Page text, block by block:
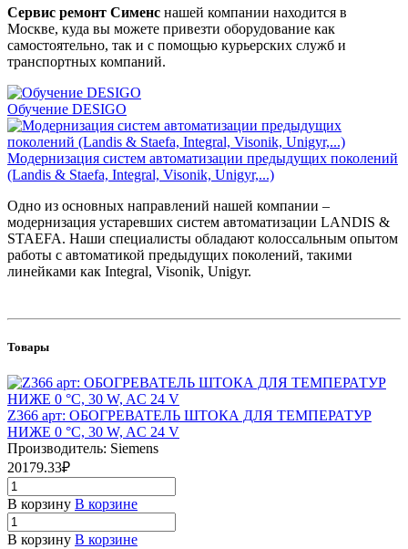
Сервис ремонт Сименс нашей компании находится в
Москве, куда вы можете привезти оборудование как
самостоятельно, так и с помощью курьерских служб и
транспортных компаний.
Обучение DESIGO
Модернизация систем автоматизации предыдущих поколений
(Landis & Staefa, Integral, Visonik, Unigyr,...)
Одно из основных направлений нашей компании –
модернизация устаревших систем автоматизации LANDIS &
STAEFA. Наши специалисты обладают колоссальным опытом
работы с автоматикой предыдущих поколений, такими
линейками как Integral, Visonik, Unigyr.
Товары
Z366 арт: ОБОГРЕВАТЕЛЬ ШТОКА ДЛЯ ТЕМПЕРАТУР
НИЖЕ 0 °C, 30 W, AC 24 V
Производитель: Siemens
20179.33₽
В корзину В корзине
В корзину В корзине